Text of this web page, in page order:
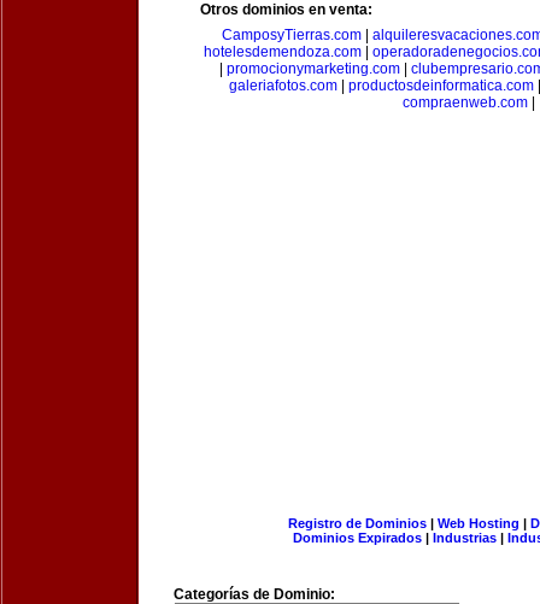
Otros dominios en venta:
CamposyTierras.com
hotelesdemendoza.com|
promocionymarketing.com|
galeriafotos.com
productosdeinformatica.com
compraenweb.com
Registro de Dominios| Web Hosting |
Dominios Expirados | Industrias |
Categorías de Dominio: